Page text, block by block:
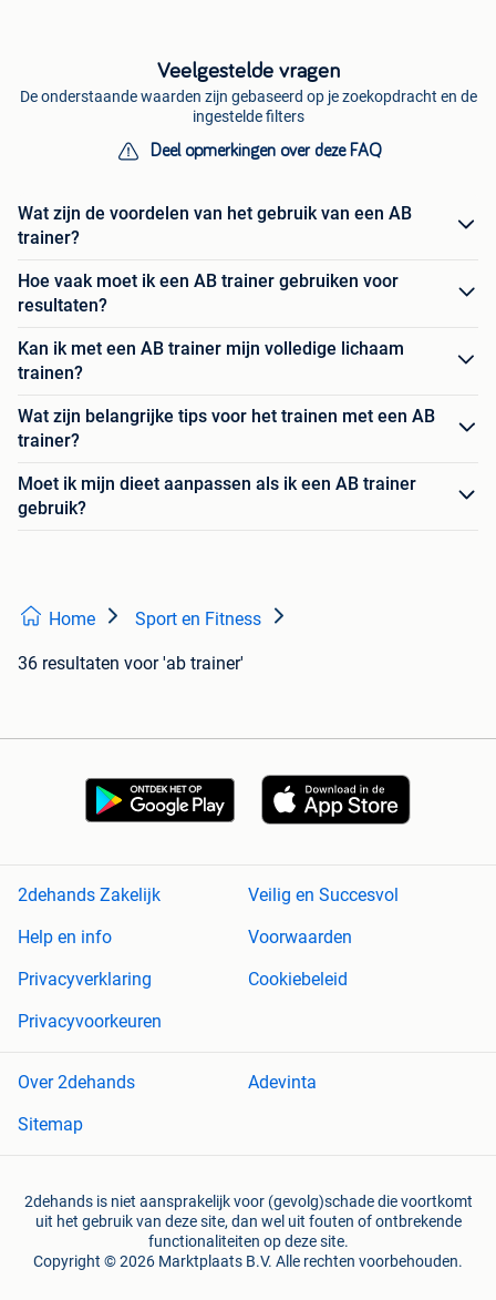
Veelgestelde vragen
De onderstaande waarden zijn gebaseerd op je zoekopdracht en de
ingestelde filters
Deel opmerkingen over deze FAQ
Wat zijn de voordelen van het gebruik van een AB
trainer?
Hoe vaak moet ik een AB trainer gebruiken voor
resultaten?
Kan ik met een AB trainer mijn volledige lichaam
trainen?
Wat zijn belangrijke tips voor het trainen met een AB
trainer?
Moet ik mijn dieet aanpassen als ik een AB trainer
gebruik?
Home Sport en Fitness
36 resultaten voor 'ab trainer'
2dehands Zakelijk
Veilig en Succesvol
Help en info
Voorwaarden
Privacyverklaring
Cookiebeleid
Privacyvoorkeuren
Over 2dehands
Adevinta
Sitemap
2dehands is niet aansprakelijk voor (gevolg)schade die voortkomt
uit het gebruik van deze site, dan wel uit fouten of ontbrekende
functionaliteiten op deze site.
Copyright © 2026 Marktplaats B.V. Alle rechten voorbehouden.